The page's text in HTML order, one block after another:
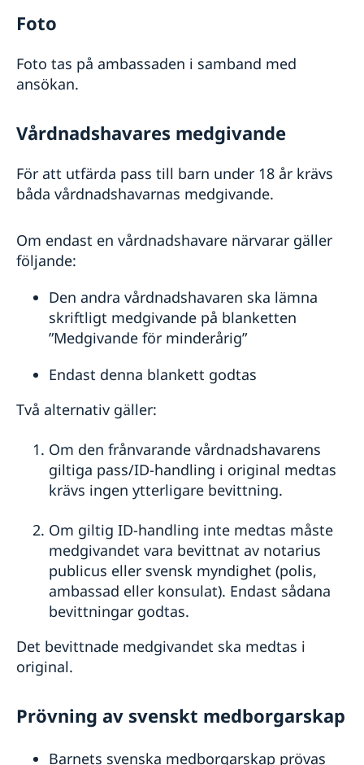
Resa i landet
Foto
Foto tas på ambassaden i samband med
ansökan.
Vårdnadshavares medgivande
För att utfärda pass till barn under 18 år krävs
båda vårdnadshavarnas medgivande.
Om endast en vårdnadshavare närvarar gäller
följande:
Den andra vårdnadshavaren ska lämna
skriftligt medgivande på blanketten
”Medgivande för minderårig”
Endast denna blankett godtas
Två alternativ gäller:
Om den frånvarande vårdnadshavarens
giltiga pass/ID-handling i original medtas
krävs ingen ytterligare bevittning.
Om giltig ID-handling inte medtas måste
medgivandet vara bevittnat av notarius
publicus eller svensk myndighet (polis,
ambassad eller konsulat). Endast sådana
bevittningar godtas.
Det bevittnade medgivandet ska medtas i
original.
Prövning av svenskt medborgarskap
Barnets svenska medborgarskap prövas